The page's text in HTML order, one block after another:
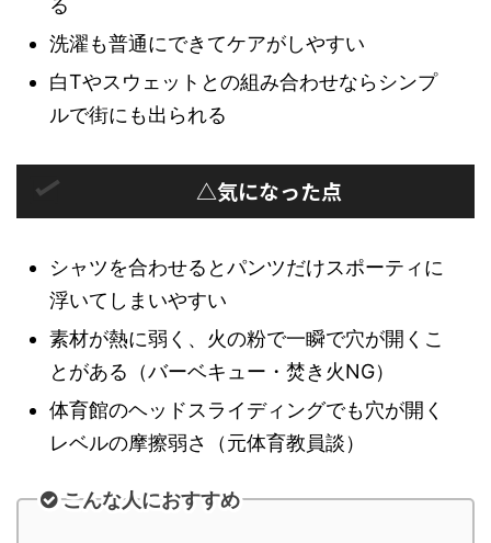
る
洗濯も普通にできてケアがしやすい
白Tやスウェットとの組み合わせならシンプ
ルで街にも出られる
△気になった点
シャツを合わせるとパンツだけスポーティに
浮いてしまいやすい
素材が熱に弱く、火の粉で一瞬で穴が開くこ
とがある（バーベキュー・焚き火NG）
体育館のヘッドスライディングでも穴が開く
レベルの摩擦弱さ（元体育教員談）
こんな人におすすめ